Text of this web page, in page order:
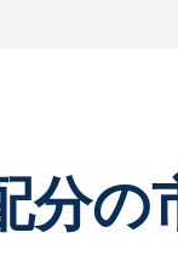
分の